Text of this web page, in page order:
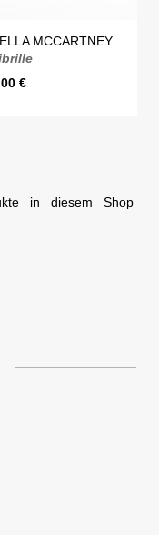
MCCARTNEY
€
in diesem Shop